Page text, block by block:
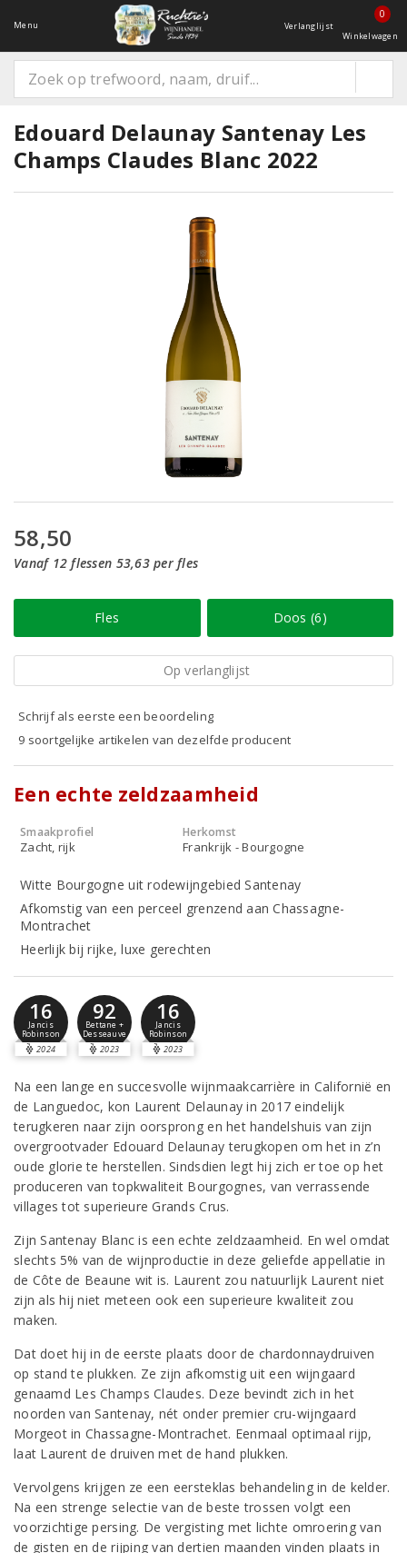
Menu Verlanglijst
0
Winkelwagen
Edouard Delaunay Santenay Les
Champs Claudes Blanc 2022
58,50
Vanaf 12 flessen 53,63 per fles
Fles Doos (6)
Op verlanglijst
Schrijf als eerste een beoordeling
9 soortgelijke artikelen van dezelfde producent
Een echte zeldzaamheid
Smaakprofiel
Zacht, rijk
Herkomst
Frankrijk - Bourgogne
Witte Bourgogne uit rodewijngebied Santenay
Afkomstig van een perceel grenzend aan Chassagne-
Montrachet
Heerlijk bij rijke, luxe gerechten
16
Jancis
Robinson
2024
92
Bettane +
Desseauve
2023
16
Jancis
Robinson
2023
Na een lange en succesvolle wijnmaakcarrière in Californië en
de Languedoc, kon Laurent Delaunay in 2017 eindelijk
terugkeren naar zijn oorsprong en het handelshuis van zijn
overgrootvader Edouard Delaunay terugkopen om het in z’n
oude glorie te herstellen. Sindsdien legt hij zich er toe op het
produceren van topkwaliteit Bourgognes, van verrassende
villages tot superieure Grands Crus.
Zijn Santenay Blanc is een echte zeldzaamheid. En wel omdat
slechts 5% van de wijnproductie in deze geliefde appellatie in
de Côte de Beaune wit is. Laurent zou natuurlijk Laurent niet
zijn als hij niet meteen ook een superieure kwaliteit zou
maken.
Dat doet hij in de eerste plaats door de chardonnaydruiven
op stand te plukken. Ze zijn afkomstig uit een wijngaard
genaamd Les Champs Claudes. Deze bevindt zich in het
noorden van Santenay, nét onder premier cru-wijngaard
Morgeot in Chassagne-Montrachet. Eenmaal optimaal rijp,
laat Laurent de druiven met de hand plukken.
Vervolgens krijgen ze een eersteklas behandeling in de kelder.
Na een strenge selectie van de beste trossen volgt een
voorzichtige persing. De vergisting met lichte omroering van
de gisten en de rijping van dertien maanden vinden plaats in